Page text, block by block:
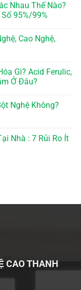
Nhau Thế Nào?
Số 95%/99%
Cao Nghệ,
Gì? Acid Ferulic,
Ở Đâu?
Nghệ Không?
Nhà : 7 Rủi Ro Ít
CAO THANH